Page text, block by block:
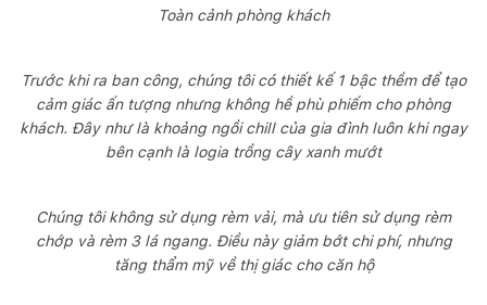
Toàn cảnh phòng khách
Trước khi ra ban công, chúng tôi có thiết kế 1 bậc thềm để tạo
cảm giác ấn tượng nhưng không hề phù phiếm cho phòng
khách. Đây như là khoảng ngồi chill của gia đình luôn khi ngay
bên cạnh là logia trồng cây xanh mướt
Chúng tôi không sử dụng rèm vải, mà ưu tiên sử dụng rèm
chớp và rèm 3 lá ngang. Điều này giảm bớt chi phí, nhưng
tăng thẩm mỹ về thị giác cho căn hộ